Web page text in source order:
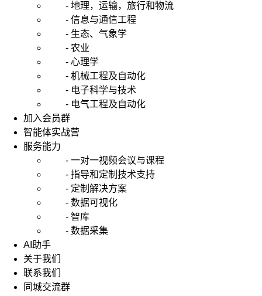
- 地理，运输，旅行和物流
- 信息与通信工程
- 生态、气象学
- 农业
- 心理学
- 机械工程及自动化
- 电子科学与技术
- 电气工程及自动化
加入会员群
智能体实战营
服务能力
- 一对一视频会议与课程
- 指导和定制技术支持
- 定制解决方案
- 数据可视化
- 智库
- 数据采集
AI助手
关于我们
联系我们
同城交流群